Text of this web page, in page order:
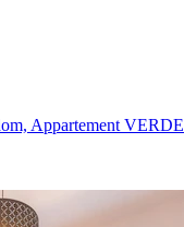
Appartement VERDE